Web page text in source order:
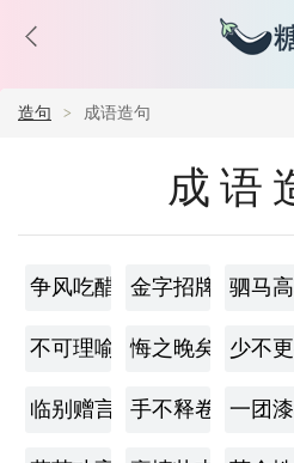
造句 成语造句
成语
争风吃醋 金字招牌 驷马
不可理喻 悔之晚矣 少不
临别赠言 手不释卷 一团